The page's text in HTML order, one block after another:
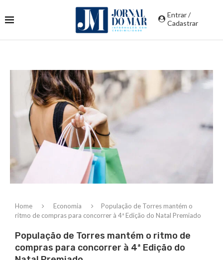
Entrar /
Cadastrar
Home Economia
População de Torres mantém o
ritmo de compras para concorrer à 4ª Edição do Natal Premiado
População de Torres mantém o ritmo de
compras para concorrer à 4ª Edição do